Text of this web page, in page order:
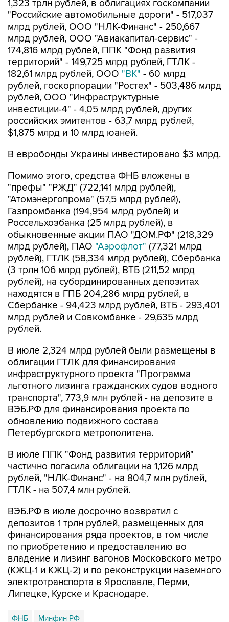
В евробонды Украины инвестировано $3 млрд.
Помимо этого, средства ФНБ вложены в
"префы" "РЖД" (722,141 млрд рублей),
"Атомэнергопрома" (57,5 млрд рублей),
Газпромбанка (194,954 млрд рублей) и
Россельхозбанка (25 млрд рублей), в
обыкновенные акции ПАО "ДОМ.РФ" (218,329
млрд рублей), ПАО"Аэрофлот"(77,321 млрд
рублей), ГТЛК (58,334 млрд рублей), Сбербанка
(3 трлн 106 млрд рублей), ВТБ (211,52 млрд
рублей), на субординированных депозитах
находятся в ГПБ 204,286 млрд рублей, в
Сбербанке - 94,423 млрд рублей, ВТБ - 293,401
млрд рублей и Совкомбанке - 29,635 млрд
рублей.
В июле 2,324 млрд рублей были размещены в
облигации ГТЛК для финансирования
инфраструктурного проекта "Программа
льготного лизинга гражданских судов водного
транспорта", 773,9 млн рублей - на депозите в
ВЭБ.РФ для финансирования проекта по
обновлению подвижного состава
Петербургского метрополитена.
В июле ППК "Фонд развития территорий"
частично погасила облигации на 1,126 млрд
ГТЛК - на 507,4 млн рублей.
ВЭБ.РФ в июле досрочно возвратил с
депозитов 1 трлн рублей, размещенных для
финансирования ряда проектов, в том числе
по приобретению и предоставлению во
владение и лизинг вагонов Московского метро
(КЖЦ-1 и КЖЦ-2) и по реконструкции наземного
Липецке, Курске и Краснодаре.
ФНБ Минфин РФ
Купить подписку на профессиональную ленту
Подписаться на рассылку главных новостей сайта
Получать оперативные новости в официальном
канале